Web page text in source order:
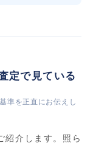
定で見ている
準を正直にお伝えし
紹介します。照ら